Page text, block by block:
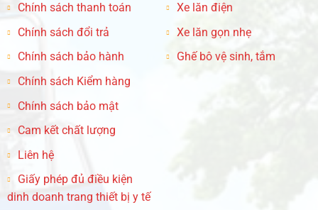
Chính sách thanh toán
Chính sách đổi trả
Chính sách bảo hành
Chính sách Kiểm hàng
Chính sách bảo mật
Cam kết chất lượng
Liên hệ
Giấy phép đủ điều kiện
dinh doanh trang thiết bị y tế
Xe lăn điện
Xe lăn gọn nhẹ
Ghế bô vệ sinh, tắm